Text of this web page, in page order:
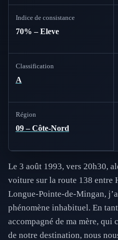
Indice de consistance
70% – Eleve
Classification
A
Région
09 – Côte-Nord
Le 3 août 1993, vers 20h30,
voiture sur la route 138 entre
Longue-Pointe-de-Mingan,
phénomène inhabituel. En
accompagné de ma mère,
de notre destination, nous